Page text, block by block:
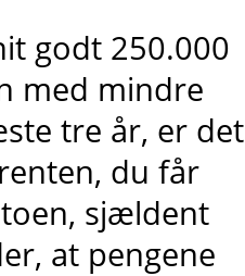
godt 250.000
med mindre
tre år, er det
du får
sjældent
at pengene